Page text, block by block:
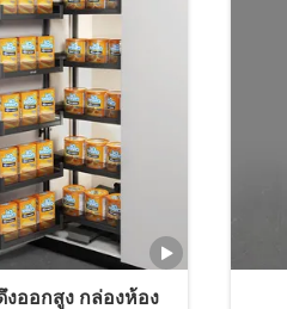
ออกสูง กล่องห้อง